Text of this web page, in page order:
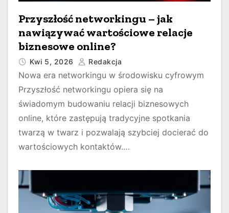
Przyszłość networkingu – jak
nawiązywać wartościowe relacje
biznesowe online?
Kwi 5, 2026 Redakcja
Nowa era networkingu w środowisku cyfrowym
Przyszłość networkingu opiera się na
świadomym budowaniu relacji biznesowych
online, które zastępują tradycyjne spotkania
twarzą w twarz i pozwalają szybciej docierać do
wartościowych kontaktów.…